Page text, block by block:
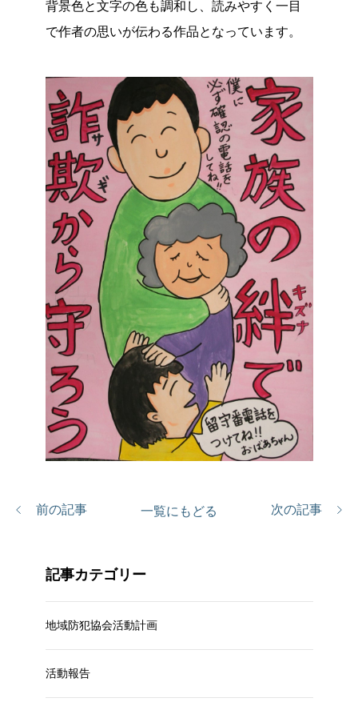
背景色と文字の色も調和し、読みやすく一目
で作者の思いが伝わる作品となっています。
前の記事 一覧にもどる 次の記事
記事カテゴリー
地域防犯協会活動計画
活動報告